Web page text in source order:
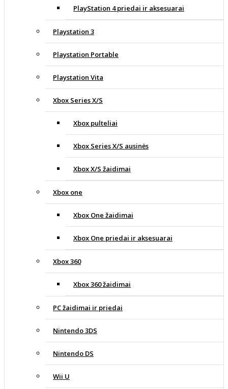
PlayStation 4 priedai ir aksesuarai
Playstation 3
Playstation Portable
Playstation Vita
Xbox Series X/S
Xbox pulteliai
Xbox Series X/S ausinės
Xbox X/S žaidimai
Xbox one
Xbox One žaidimai
Xbox One priedai ir aksesuarai
Xbox 360
Xbox 360 žaidimai
PC žaidimai ir priedai
Nintendo 3DS
Nintendo DS
Wii U